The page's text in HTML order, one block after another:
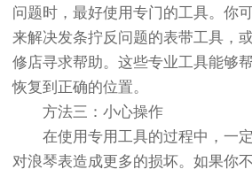
问题时，最好使用专门的工具。你
来解决发条拧反问题的表带工具，
修店寻求帮助。这些专业工具能够
恢复到正确的位置。
方法三：小心操作
在使用专用工具的过程中，一定
对浪琴表造成更多的损坏。如果你